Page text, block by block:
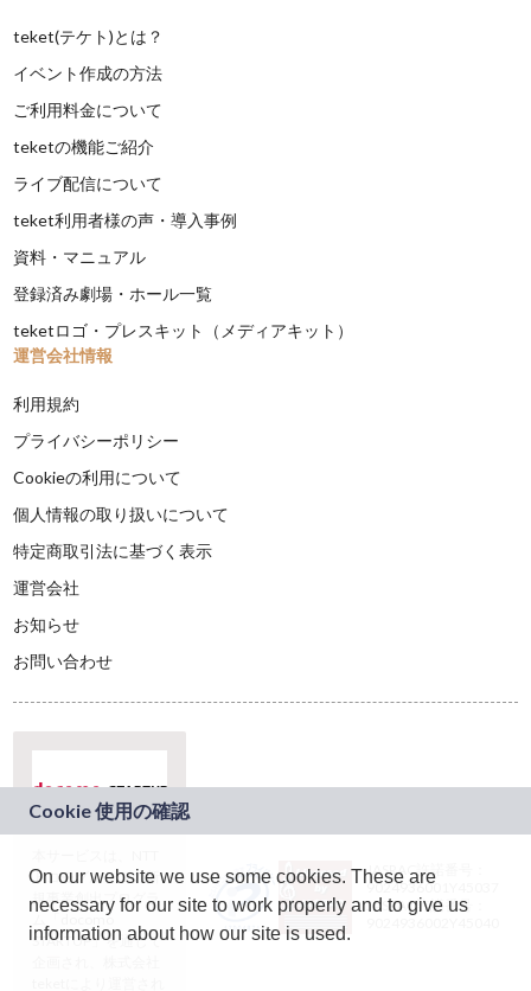
teket(テケト)とは？
イベント作成の方法
ご利用料金について
teketの機能ご紹介
ライブ配信について
teket利用者様の声・導入事例
資料・マニュアル
登録済み劇場・ホール一覧
teketロゴ・プレスキット（メディアキット）
運営会社情報
利用規約
プライバシーポリシー
Cookieの利用について
個人情報の取り扱いについて
特定商取引法に基づく表示
運営会社
お知らせ
お問い合わせ
ドコモグループの新
規事業創出プログラ
ム「docomo
STARTUP」を通じて
JASRAC許諾番号：
9024936001Y45037
JASRAC許諾番号：
On our website we use some cookies. These are
necessary for our site to work properly and to give us
information about how our site is used.